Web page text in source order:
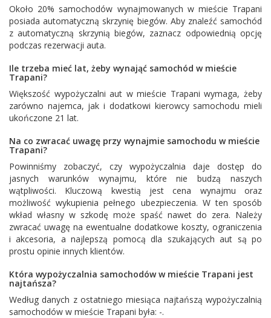
Około 20% samochodów wynajmowanych w mieście Trapani
posiada automatyczną skrzynię biegów. Aby znaleźć samochód
z automatyczną skrzynią biegów, zaznacz odpowiednią opcję
podczas rezerwacji auta.
Ile trzeba mieć lat, żeby wynająć samochód w mieście
Trapani?
Większość wypożyczalni aut w mieście Trapani wymaga, żeby
zarówno najemca, jak i dodatkowi kierowcy samochodu mieli
ukończone 21 lat.
Na co zwracać uwagę przy wynajmie samochodu w mieście
Trapani?
Powinniśmy zobaczyć, czy wypożyczalnia daje dostęp do
jasnych warunków wynajmu, które nie budzą naszych
wątpliwości. Kluczową kwestią jest cena wynajmu oraz
możliwość wykupienia pełnego ubezpieczenia. W ten sposób
wkład własny w szkodę może spaść nawet do zera. Należy
zwracać uwagę na ewentualne dodatkowe koszty, ograniczenia
i akcesoria, a najlepszą pomocą dla szukających aut są po
prostu opinie innych klientów.
Która wypożyczalnia samochodów w mieście Trapani jest
najtańsza?
Według danych z ostatniego miesiąca najtańszą wypożyczalnią
samochodów w mieście Trapani była: -.